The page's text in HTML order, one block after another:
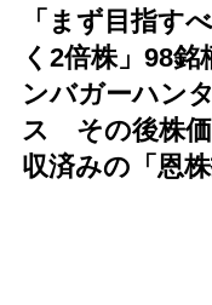
「まず目指す
く2倍株」98
ンバガーハン
ス その後株価
収済みの「恩